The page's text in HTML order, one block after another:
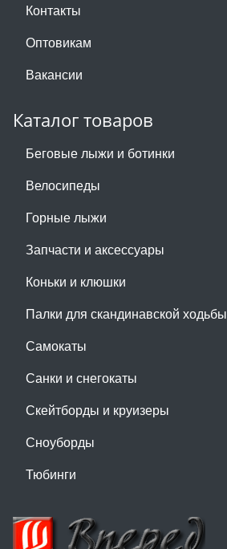
Контакты
Оптовикам
Вакансии
Каталог товаров
Беговые лыжи и ботинки
Велосипеды
Горные лыжи
Запчасти и аксессуары
Коньки и клюшки
Палки для скандинавской ходьбы
Самокаты
Санки и снегокаты
Скейтборды и круизеры
Сноуборды
Тюбинги